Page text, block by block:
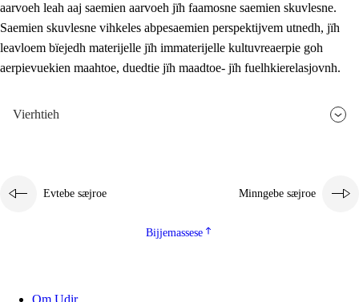
aarvoeh leah aaj saemien aarvoeh jïh faamosne saemien skuvlesne.
Saemien skuvlesne vihkeles abpesaemien perspektijvem utnedh, jïh
leavloem bïejedh materijelle jïh immaterijelle kultuvreaerpie goh
aerpievuekien maahtoe, duedtie jïh maadtoe- jïh fuelhkierelasjovnh.
Vierhtieh
Evtebe sæjroe Minngebe sæjroe
Bijjemassese